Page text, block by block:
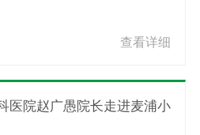
查看详细
医院赵广愚院长走进麦浦小